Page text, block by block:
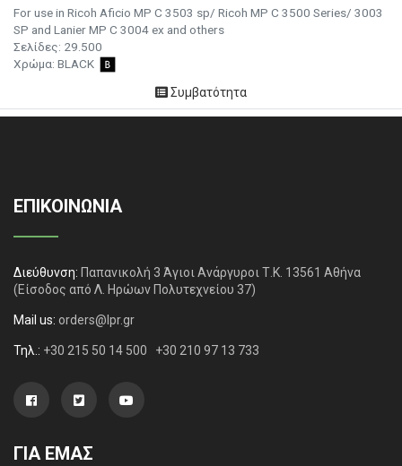
For use in Ricoh Aficio MP C 3503 sp/ Ricoh MP C 3500 Series/ 3003
SP and Lanier MP C 3004 ex and others
Σελίδες: 29.500
Χρώμα: BLACK
Συμβατότητα
ΕΠΙΚΟΙΝΩΝΙΑ
Διεύθυνση: Παπανικολή 3 Άγιοι Ανάργυροι Τ.Κ. 13561 Αθήνα
(Είσοδος από Λ. Ηρώων Πολυτεχνείου 37)
Mail us: orders@lpr.gr
Τηλ.: +30 215 50 14 500 +30 210 97 13 733
ΓΙΑ ΕΜΑΣ